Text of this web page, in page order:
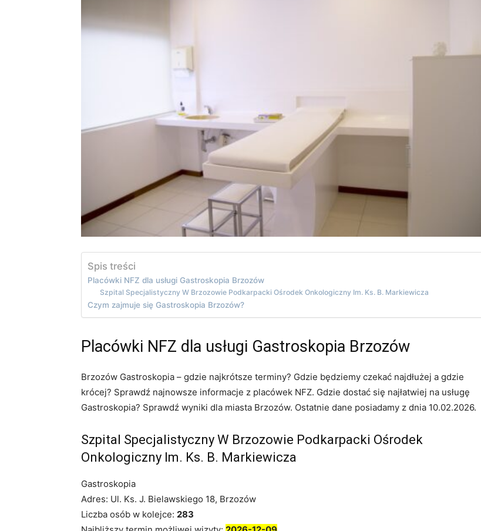
Spis treści
Placówki NFZ dla usługi Gastroskopia Brzozów
Szpital Specjalistyczny W Brzozowie Podkarpacki Ośrodek Onkologiczny Im. Ks. B. Markiewicza
Czym zajmuje się Gastroskopia Brzozów?
Placówki NFZ dla usługi Gastroskopia Brzozów
Brzozów Gastroskopia – gdzie najkrótsze terminy? Gdzie będziemy czekać najdłużej a gdzie
krócej? Sprawdź najnowsze informacje z placówek NFZ. Gdzie dostać się najłatwiej na usługę
Gastroskopia? Sprawdź wyniki dla miasta Brzozów. Ostatnie dane posiadamy z dnia 10.02.2026.
Szpital Specjalistyczny W Brzozowie Podkarpacki Ośrodek
Onkologiczny Im. Ks. B. Markiewicza
Gastroskopia
Adres: Ul. Ks. J. Bielawskiego 18, Brzozów
Liczba osób w kolejce: 283